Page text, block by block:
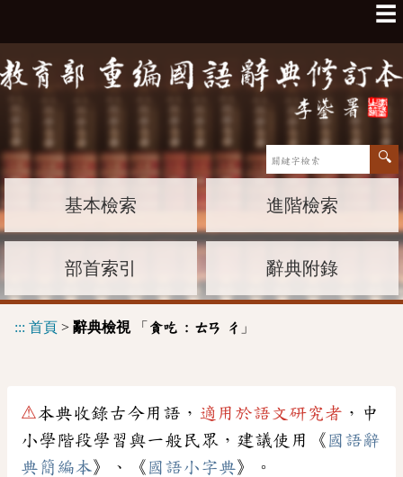
☰
基本檢索 進階檢索
部首索引 辭典附錄
::: 首頁 > 辭典檢視「 貪吃 : ㄊㄢ ㄔ 」
⚠本典收錄古今用語， 適用於語文研究者 ，中
小學階段學習與一般民眾，建議使用《 國語辭
典簡編本》、《 國語小字典》。